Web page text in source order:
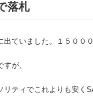
落札
出ていました。１５００
が、
ティでこれよりも安く